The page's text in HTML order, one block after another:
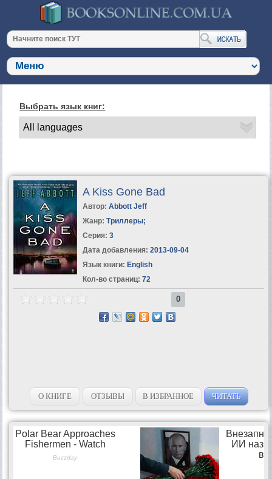
Выбрать язык книг:
A Kiss Gone Bad
Автор: Abbott Jeff
Жанр: Триллеры;
Серия: 3
Дата добавления: 2013-09-04
Язык книги: English
Кол-во страниц: 72
0
О КНИГЕ ОТЗЫВЫ В ИЗБРАННОЕ ЧИТАТЬ